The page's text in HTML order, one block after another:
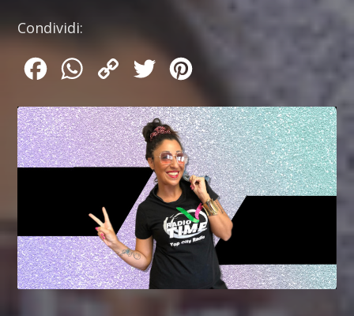
Condividi:
FacebookWhatsApp
Copy
Twitter